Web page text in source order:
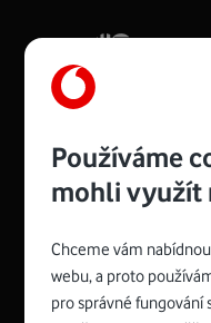
Spojte
Používáme
mohli využít
Chceme vám
webu, a proto
pro správné fungování